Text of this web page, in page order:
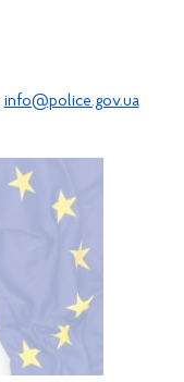
info@police.gov.ua